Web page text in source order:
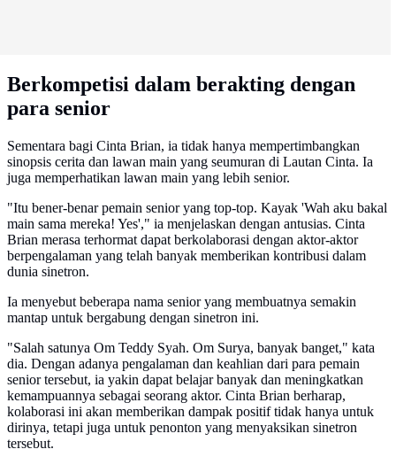
Berkompetisi dalam berakting dengan
para senior
Sementara bagi Cinta Brian, ia tidak hanya mempertimbangkan
sinopsis cerita dan lawan main yang seumuran di Lautan Cinta. Ia
juga memperhatikan lawan main yang lebih senior.
"Itu bener-benar pemain senior yang top-top. Kayak 'Wah aku bakal
main sama mereka! Yes'," ia menjelaskan dengan antusias. Cinta
Brian merasa terhormat dapat berkolaborasi dengan aktor-aktor
berpengalaman yang telah banyak memberikan kontribusi dalam
dunia sinetron.
Ia menyebut beberapa nama senior yang membuatnya semakin
mantap untuk bergabung dengan sinetron ini.
"Salah satunya Om Teddy Syah. Om Surya, banyak banget," kata
dia. Dengan adanya pengalaman dan keahlian dari para pemain
senior tersebut, ia yakin dapat belajar banyak dan meningkatkan
kemampuannya sebagai seorang aktor. Cinta Brian berharap,
kolaborasi ini akan memberikan dampak positif tidak hanya untuk
dirinya, tetapi juga untuk penonton yang menyaksikan sinetron
tersebut.